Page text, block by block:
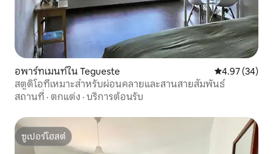
อพาร์ทเมนท์ใน Tegueste คะแนนเฉลี่ย
4.97 (34)
สตูดิโอที่เหมาะสำหรับผ่อนคลายและสานสายสัมพันธ์
สถานที่ · ตกแต่ง · บริการต้อนรับ
ซูเปอร์โฮสต์
ซูเปอร์โฮสต์